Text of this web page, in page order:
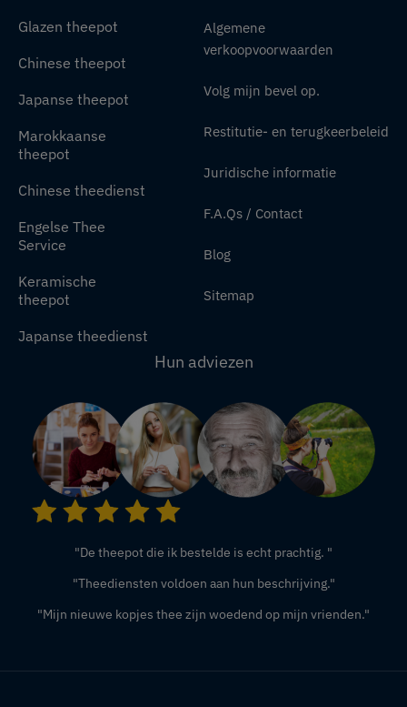
Glazen theepot
Chinese theepot
Japanse theepot
Marokkaanse
theepot
Chinese theedienst
Engelse Thee
Service
Keramische
theepot
Japanse theedienst
Algemene
verkoopvoorwaarden
Volg mijn bevel op.
Restitutie- en terugkeerbeleid
Juridische informatie
F.A.Qs / Contact
Blog
Sitemap
Hun adviezen
"De theepot die ik bestelde is echt prachtig. "
"Theediensten voldoen aan hun beschrijving."
"Mijn nieuwe kopjes thee zijn woedend op mijn vrienden."